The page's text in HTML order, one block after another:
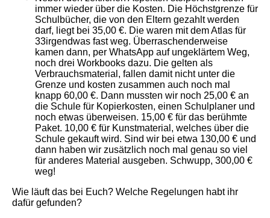
immer wieder über die Kosten. Die Höchstgrenze für
Schulbücher, die von den Eltern gezahlt werden
darf, liegt bei 35,00 €. Die waren mit dem Atlas für
33irgendwas fast weg. Überraschenderweise
kamen dann, per WhatsApp auf ungeklärtem Weg,
noch drei Workbooks dazu. Die gelten als
Verbrauchsmaterial, fallen damit nicht unter die
Grenze und kosten zusammen auch noch mal
knapp 60,00 €. Dann mussten wir noch 25,00 € an
die Schule für Kopierkosten, einen Schulplaner und
noch etwas überweisen. 15,00 € für das berühmte
Paket. 10,00 € für Kunstmaterial, welches über die
Schule gekauft wird. Sind wir bei etwa 130,00 € und
dann haben wir zusätzlich noch mal genau so viel
für anderes Material ausgeben. Schwupp, 300,00 €
weg!
Wie läuft das bei Euch? Welche Regelungen habt ihr
dafür gefunden?